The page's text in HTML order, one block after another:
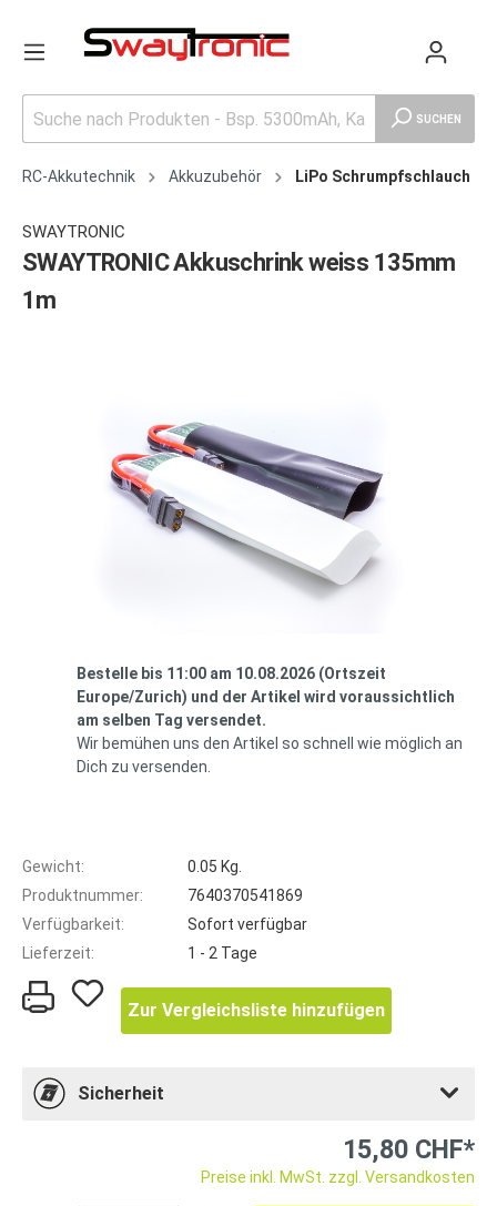
SUCHEN
RC-Akkutechnik Akkuzubehör LiPo Schrumpfschlauch
SWAYTRONIC
SWAYTRONIC Akkuschrink weiss 135mm
1m
Bestelle bis 11:00 am 10.08.2026 (Ortszeit
Europe/Zurich) und der Artikel wird voraussichtlich
am selben Tag versendet.
Wir bemühen uns den Artikel so schnell wie möglich an
Dich zu versenden.
Gewicht:
0.05 Kg.
Produktnummer:
7640370541869
Verfügbarkeit:
Sofort verfügbar
Lieferzeit:
1 - 2 Tage
Zur Vergleichsliste hinzufügen
Sicherheit
15,80 CHF*
Preise inkl. MwSt. zzgl. Versandkosten